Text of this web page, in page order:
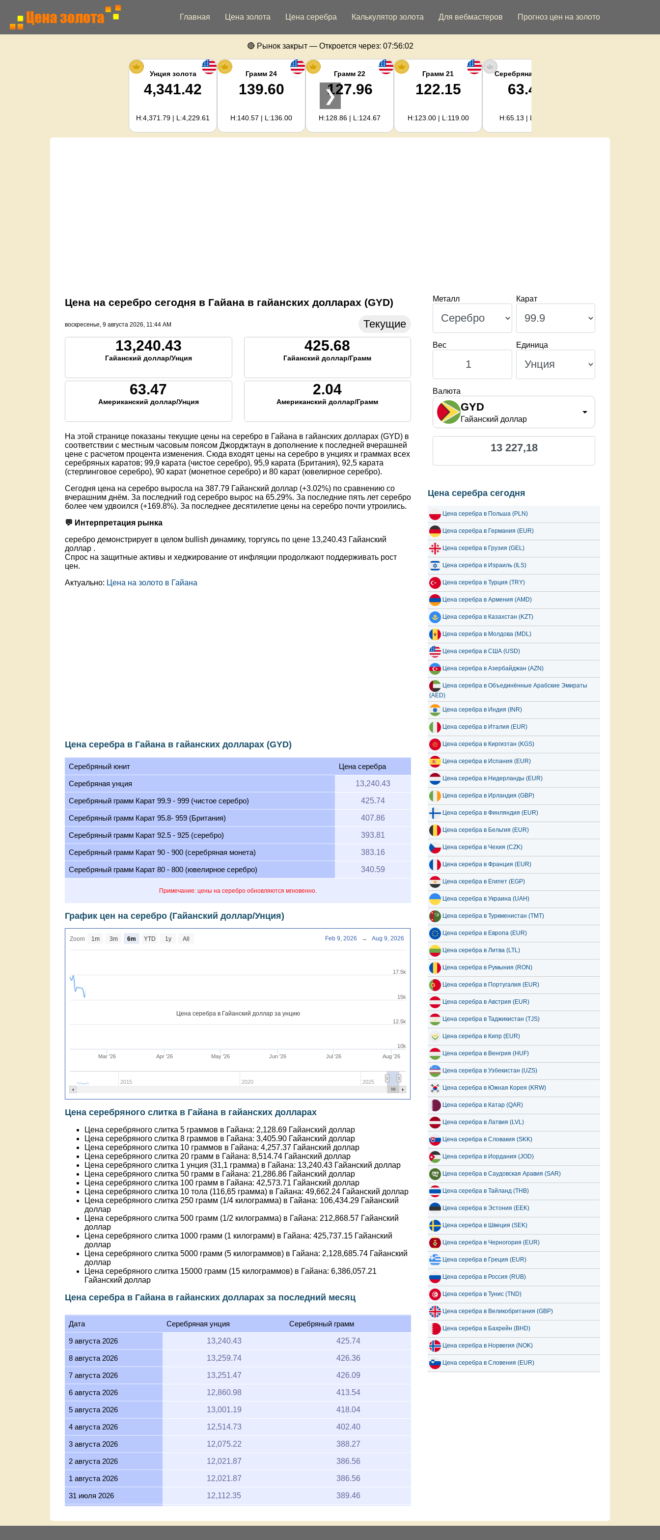
Главная Цена золота Цена серебра Калькулятор золота Для вебмастеров Прогноз цен на золото
🔴 Рынок закрыт — Откроется через: 07:56:02
Унция золота
4,341.42
H:4,371.79 | L:4,229.61
Грамм 24
139.60
H:140.57 | L:136.00
Грамм 22
127.96
H:128.86 | L:124.67
Грамм 21
122.15
H:123.00 | L:119.00
Серебряная унция
63.47
H:65.13 | L:61.15
❯
Цена на серебро сегодня в Гайана в гайанских долларах (GYD)
воскресенье, 9 августа 2026, 11:44 AM Текущие
13,240.43
Гайанский доллар/Унция
425.68
Гайанский доллар/Грамм
63.47
Американский доллар/Унция
2.04
Американский доллар/Грамм
На этой странице показаны текущие цены на серебро в Гайана в гайанских долларах (GYD) в
соответствии с местным часовым поясом Джорджтаун в дополнение к последней вчерашней
цене с расчетом процента изменения. Сюда входят цены на серебро в унциях и граммах всех
серебряных каратов; 99,9 карата (чистое серебро), 95,9 карата (Британия), 92,5 карата
(стерлинговое серебро), 90 карат (монетное серебро) и 80 карат (ювелирное серебро).
Сегодня цена на серебро выросла на 387.79 Гайанский доллар (+3.02%) по сравнению со
вчерашним днём. За последний год серебро вырос на 65.29%. За последние пять лет серебро
более чем удвоился (+169.8%). За последнее десятилетие цены на серебро почти утроились.
💬 Интерпретация рынка
серебро демонстрирует в целом bullish динамику, торгуясь по цене 13,240.43 Гайанский
доллар .
Спрос на защитные активы и хеджирование от инфляции продолжают поддерживать рост
цен.
Актуально: Цена на золото в Гайана
Цена серебра в Гайана в гайанских долларах (GYD)
Серебряный юнит Цена серебра
Примечание: цены на серебро обновляются мгновенно.
Серебряная унция 13,240.43
Серебряный грамм Карат 99.9 - 999 (чистое серебро) 425.74
Серебряный грамм Карат 95.8- 959 (Британия) 407.86
Серебряный грамм Карат 92.5 - 925 (серебро) 393.81
Серебряный грамм Карат 90 - 900 (серебряная монета) 383.16
Серебряный грамм Карат 80 - 800 (ювелирное серебро) 340.59
График цен на серебро (Гайанский доллар/Унция)
Цена серебра в Гайанский доллар за унцию
Mar '26 Apr '26 May '26 Jun '26 Jul '26 Aug '26
2015 2020 2025
10k
12.5k
15k
17.5k
Zoom 1m 3m 6m YTD 1y All Feb 9, 2026 → Aug 9, 2026
Цена серебряного слитка в Гайана в гайанских долларах
Цена серебряного слитка 5 граммов в Гайана: 2,128.69 Гайанский доллар
Цена серебряного слитка 8 граммов в Гайана: 3,405.90 Гайанский доллар
Цена серебряного слитка 10 граммов в Гайана: 4,257.37 Гайанский доллар
Цена серебряного слитка 20 грамм в Гайана: 8,514.74 Гайанский доллар
Цена серебряного слитка 1 унция (31,1 грамма) в Гайана: 13,240.43 Гайанский доллар
Цена серебряного слитка 50 грамм в Гайана: 21,286.86 Гайанский доллар
Цена серебряного слитка 100 грамм в Гайана: 42,573.71 Гайанский доллар
Цена серебряного слитка 10 тола (116,65 грамма) в Гайана: 49,662.24 Гайанский доллар
Цена серебряного слитка 250 грамм (1/4 килограмма) в Гайана: 106,434.29 Гайанский
доллар
Цена серебряного слитка 500 грамм (1/2 килограмма) в Гайана: 212,868.57 Гайанский
доллар
Цена серебряного слитка 1000 грамм (1 килограмм) в Гайана: 425,737.15 Гайанский
доллар
Цена серебряного слитка 5000 грамм (5 килограммов) в Гайана: 2,128,685.74 Гайанский
доллар
Цена серебряного слитка 15000 грамм (15 килограммов) в Гайана: 6,386,057.21
Гайанский доллар
Цена серебра в Гайана в гайанских долларах за последний месяц
Дата Серебряная унция Серебряный грамм
9 августа 2026 13,240.43 425.74
8 августа 2026 13,259.74 426.36
7 августа 2026 13,251.47 426.09
6 августа 2026 12,860.98 413.54
5 августа 2026 13,001.19 418.04
4 августа 2026 12,514.73 402.40
3 августа 2026 12,075.22 388.27
2 августа 2026 12,021.87 386.56
1 августа 2026 12,021.87 386.56
31 июля 2026 12,112.35 389.46
Металл Карат
Вес Единица
Валюта
GYD
Гайанский доллар
13 227,18
Цена серебра сегодня
Цена серебра в Польша (PLN)
Цена серебра в Германия (EUR)
Цена серебра в Грузия (GEL)
Цена серебра в Израиль (ILS)
Цена серебра в Турция (TRY)
Цена серебра в Армения (AMD)
Цена серебра в Казахстан (KZT)
Цена серебра в Молдова (MDL)
Цена серебра в США (USD)
Цена серебра в Азербайджан (AZN)
Цена серебра в Объединённые Арабские Эмираты
(AED)
Цена серебра в Индия (INR)
Цена серебра в Италия (EUR)
Цена серебра в Киргизтан (KGS)
Цена серебра в Испания (EUR)
Цена серебра в Нидерланды (EUR)
Цена серебра в Ирландия (GBP)
Цена серебра в Финляндия (EUR)
Цена серебра в Бельгия (EUR)
Цена серебра в Чехия (CZK)
Цена серебра в Франция (EUR)
Цена серебра в Египет (EGP)
Цена серебра в Украина (UAH)
Цена серебра в Туркменистан (TMT)
Цена серебра в Европа (EUR)
Цена серебра в Литва (LTL)
Цена серебра в Румыния (RON)
Цена серебра в Португалия (EUR)
Цена серебра в Австрия (EUR)
Цена серебра в Таджикистан (TJS)
Цена серебра в Кипр (EUR)
Цена серебра в Венгрия (HUF)
Цена серебра в Узбекистан (UZS)
Цена серебра в Южная Корея (KRW)
Цена серебра в Катар (QAR)
Цена серебра в Латвия (LVL)
Цена серебра в Словакия (SKK)
Цена серебра в Иордания (JOD)
Цена серебра в Саудовская Аравия (SAR)
Цена серебра в Тайланд (THB)
Цена серебра в Эстония (EEK)
Цена серебра в Швеция (SEK)
Цена серебра в Черногория (EUR)
Цена серебра в Греция (EUR)
Цена серебра в Россия (RUB)
Цена серебра в Тунис (TND)
Цена серебра в Великобритания (GBP)
Цена серебра в Бахрейн (BHD)
Цена серебра в Норвегия (NOK)
Цена серебра в Словения (EUR)